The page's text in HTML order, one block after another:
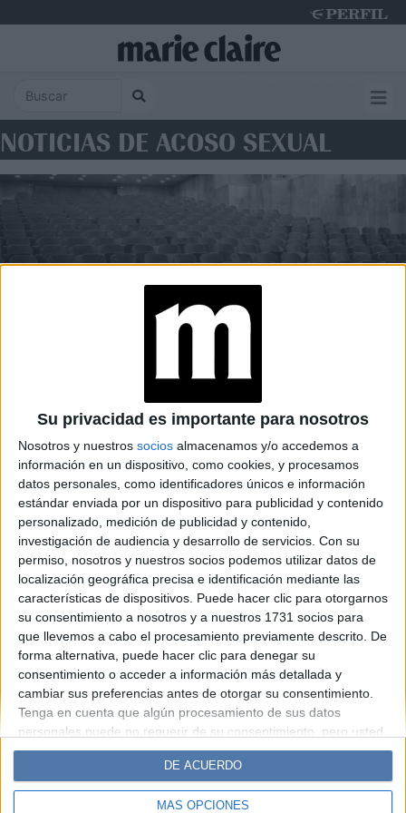
Su privacidad es importante para nosotros
Nosotros y nuestros socios almacenamos y/o accedemos a
información en un dispositivo, como cookies, y procesamos
datos personales, como identificadores únicos e información
estándar enviada por un dispositivo para publicidad y contenido
personalizado, medición de publicidad y contenido,
investigación de audiencia y desarrollo de servicios. Con su
permiso, nosotros y nuestros socios podemos utilizar datos de
localización geográfica precisa e identificación mediante las
características de dispositivos. Puede hacer clic para otorgarnos
su consentimiento a nosotros y a nuestros 1731 socios para
que llevemos a cabo el procesamiento previamente descrito. De
forma alternativa, puede hacer clic para denegar su
consentimiento o acceder a información más detallada y
cambiar sus preferencias antes de otorgar su consentimiento.
Tenga en cuenta que algún procesamiento de sus datos
personales puede no requerir de su consentimiento, pero usted
tiene el derecho de rechazar tal procesamiento. Sus
preferencias se aplicarán solo a este sitio web. Puede cambiar
sus preferencias o retirar su consentimiento en cualquier
momento volviendo a este sitio y haciendo clic en el botón
MÁS OPCIONES
DE ACUERDO
NOTICIAS DE ACOSO SEXUAL
COLUMNA
Abuso narcisista: qué es,
cómo detectarlo y cómo salir
de este vínculo violento
Espacio Publicitario
Diario Perfil Caras Noticias
Fortuna
Hombre
Weekend Parabrisas
Supercampo
Lunateen